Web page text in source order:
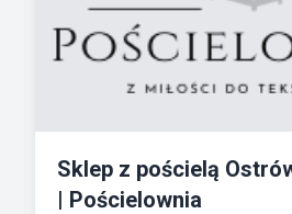
Sklep z pościelą
| Pościelownia